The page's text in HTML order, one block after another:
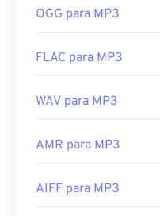
Links úteis:
https://
OGG para MP3
FLAC para MP3
WAV para MP3
AMR para MP3
AIFF para MP3